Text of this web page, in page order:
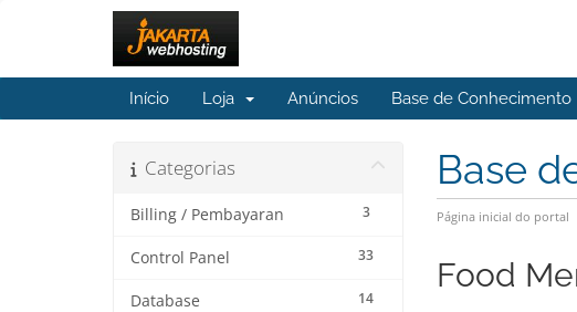
Início Loja Anúncios Base de Conhecimento
Base
Página inicial do portal
Categorias
3
Billing / Pembayaran
33
Control Panel
14
Database
Food